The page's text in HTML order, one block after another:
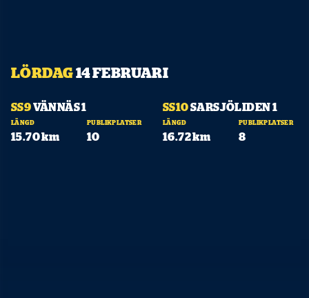
LÖRDAG14 FEBRUARI
10:10
SS9VÄNNÄS 1
LÄNGD
15.70 km
PUBLIKPLATSER
10
11:05
SS10SARSJÖLIDEN 1
LÄNGD
16.72 km
PUBLIKPLATSER
8